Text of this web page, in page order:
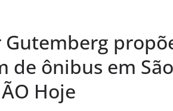
Gutemberg
de ônibus em
Hoje